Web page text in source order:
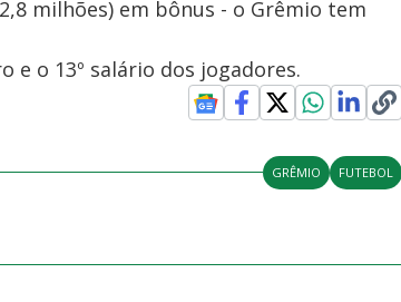
milhões) em bônus - o Grêmio tem
e o 13º salário dos jogadores.
GRÊMIO FUTEBOL